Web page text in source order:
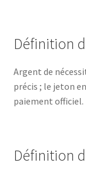
Définition
Argent de
précis ; le jeton
paiement officiel.
Définition